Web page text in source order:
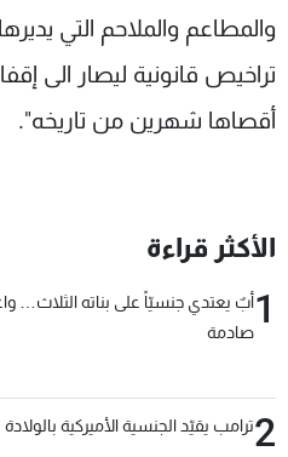
والمطاعم والملاحم التي
تراخيص قانونية ليصار الى
أقصاها شهرين من تاريخه".
الأكثر قراءة
1أبٌ يعتدي جنسيّاً على بناته الثلاث…
صادمة
2ترامب يقيّد الجنسية الأميركية بالولادة